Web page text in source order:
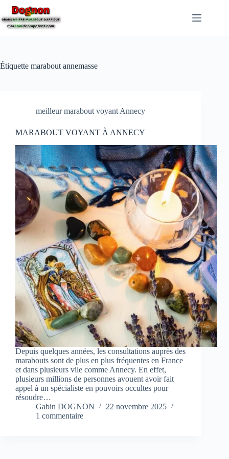
Étiquette marabout annemasse
meilleur marabout voyant Annecy
MARABOUT VOYANT À ANNECY
Depuis quelques années, les consultations auprès des
marabouts sont de plus en plus fréquentes en France
et dans plusieurs vile comme Annecy. En effet,
plusieurs millions de personnes avouent avoir fait
appel à un spécialiste en pouvoirs occultes pour
résoudre…
Gabin DOGNON
22 novembre 2025
1 commentaire